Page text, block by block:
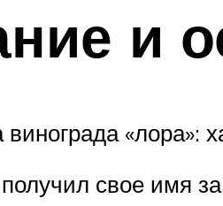
и
«лора»:
свое имя